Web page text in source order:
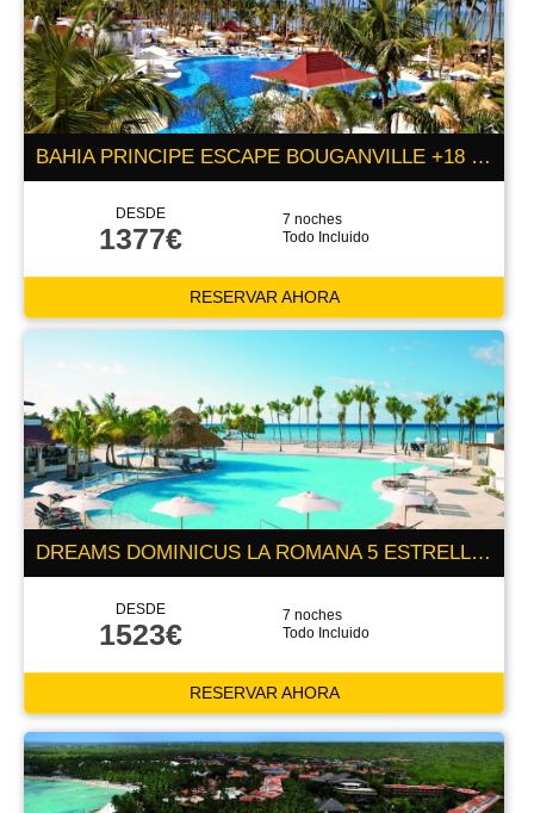
BAHIA PRINCIPE ESCAPE BOUGANVILLE +18 5E
DESDE
1377€
7 noches
Todo Incluido
RESERVAR AHORA
DREAMS DOMINICUS LA ROMANA 5 ESTRELLAS
DESDE
1523€
7 noches
Todo Incluido
RESERVAR AHORA